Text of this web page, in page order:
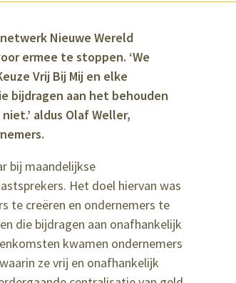
Nieuwe Wereld
ermee te stoppen. ‘We
Vrij Bij Mij en elke
bijdragen aan het behouden
aldus Olaf Weller,
bij maandelijkse
Het doel hiervan was
te creëren en ondernemers te
die bijdragen aan onafhankelijk
kwamen ondernemers
ze vrij en onafhankelijk